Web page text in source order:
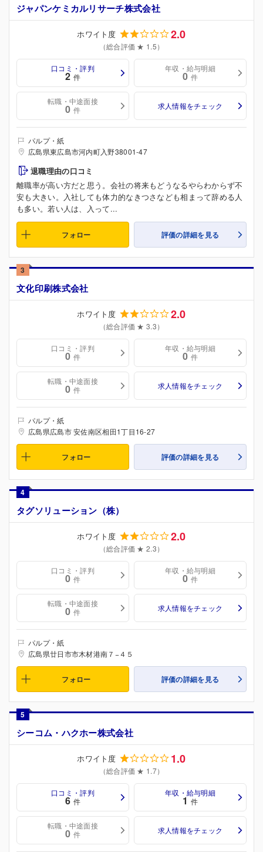
ジャパンケミカルリサーチ株式会社
ホワイト度 2.0
（総合評価 ★ 1.5）
口コミ・評判
2 件
年収・給与明細
0 件
転職・中途面接
0 件 求人情報をチェック
パルプ・紙
広島県東広島市河内町入野38001-47
退職理由の口コミ
離職率が高い方だと思う。会社の将来もどうなるやらわからず不
安も大きい。入社しても体力的なきつさなども相まって辞める人
も多い。若い人は、入って...
フォロー 評価の詳細を見る
3
文化印刷株式会社
ホワイト度 2.0
（総合評価 ★ 3.3）
口コミ・評判
0 件
年収・給与明細
0 件
転職・中途面接
0 件 求人情報をチェック
パルプ・紙
広島県広島市 安佐南区相田1丁目16-27
フォロー 評価の詳細を見る
4
タグソリューション（株）
ホワイト度 2.0
（総合評価 ★ 2.3）
口コミ・評判
0 件
年収・給与明細
0 件
転職・中途面接
0 件 求人情報をチェック
パルプ・紙
広島県廿日市市木材港南７−４５
フォロー 評価の詳細を見る
5
シーコム・ハクホー株式会社
ホワイト度 1.0
（総合評価 ★ 1.7）
口コミ・評判
6 件
年収・給与明細
1 件
転職・中途面接
0 件 求人情報をチェック